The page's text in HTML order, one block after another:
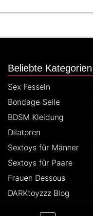
Beliebte Kategorien
Sex Fesseln
Bondage Seile
BDSM Kleidung
Dilatoren
Sextoys für Männer
Sextoys für Paare
Frauen Dessous
DARKtoyzzz Blog